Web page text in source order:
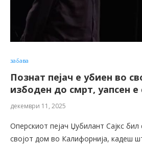
забава
Познат пејач е убиен во
избоден до смрт, уапсен е
декември 11, 2025
Оперскиот пејач Џубилант Сајкс
својот дом во Калифорнија, кадеш